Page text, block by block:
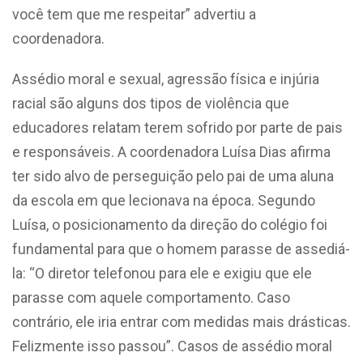
você tem que me respeitar” advertiu a
coordenadora.
Assédio moral e sexual, agressão física e injúria
racial são alguns dos tipos de violência que
educadores relatam terem sofrido por parte de pais
e responsáveis. A coordenadora Luísa Dias afirma
ter sido alvo de perseguição pelo pai de uma aluna
da escola em que lecionava na época. Segundo
Luísa, o posicionamento da direção do colégio foi
fundamental para que o homem parasse de assediá-
la: “O diretor telefonou para ele e exigiu que ele
parasse com aquele comportamento. Caso
contrário, ele iria entrar com medidas mais drásticas.
Felizmente isso passou”. Casos de assédio moral